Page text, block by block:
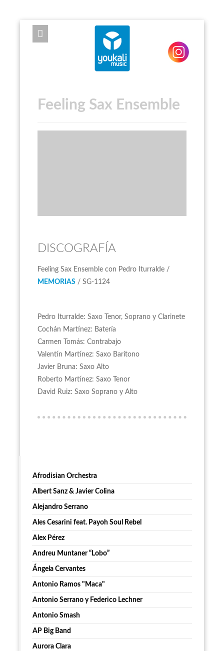
EXPOSE FRAMEWORK FOR JOOMLA 2.5 AND 3.0+
Feeling Sax Ensemble
DISCOGRAFÍA
Feeling Sax Ensemble con Pedro Iturralde /
MEMORIAS / SG-1124
Pedro Iturralde: Saxo Tenor, Soprano y Clarinete
Cochán Martínez: Batería
Carmen Tomás: Contrabajo
Valentín Martínez: Saxo Barítono
Javier Bruna: Saxo Alto
Roberto Martínez: Saxo Tenor
David Ruiz: Saxo Soprano y Alto
Afrodisian Orchestra
Albert Sanz & Javier Colina
Alejandro Serrano
Ales Cesarini feat. Payoh Soul Rebel
Alex Pérez
Andreu Muntaner “Lobo”
Ángela Cervantes
Antonio Ramos "Maca"
Antonio Serrano y Federico Lechner
Antonio Smash
AP Big Band
Aurora Clara